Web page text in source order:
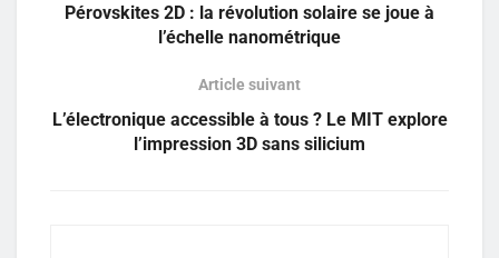
Pérovskites 2D : la révolution solaire se joue à
l’échelle nanométrique
Article suivant
L’électronique accessible à tous ? Le MIT explore
l’impression 3D sans silicium